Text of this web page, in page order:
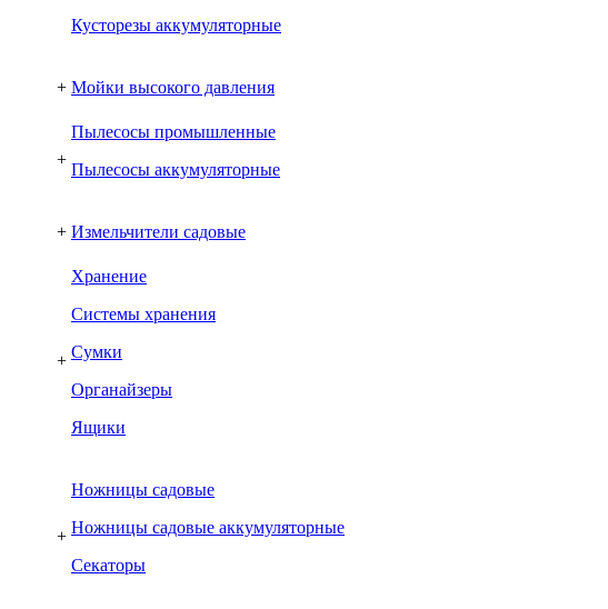
Кусторезы аккумуляторные
+ Мойки высокого давления
+
Пылесосы промышленные
Пылесосы аккумуляторные
+ Измельчители садовые
+
Хранение
Системы хранения
Сумки
Органайзеры
Ящики
+
Ножницы садовые
Ножницы садовые аккумуляторные
Секаторы